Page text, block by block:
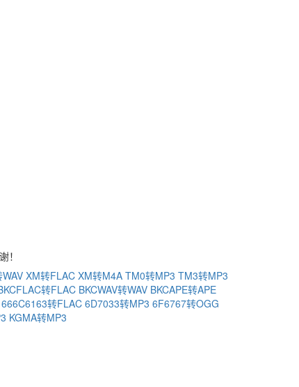
！
XM转FLAC XM转M4A TM0转MP3 TM3转MP3
转FLAC BKCWAV转WAV BKCAPE转APE
666C6163转FLAC 6D7033转MP3 6F6767转OGG
KGMA转MP3